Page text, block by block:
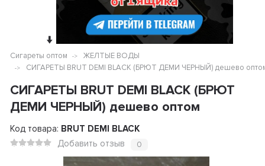
↓
Сигареты оптом
ЖЕЛТЫЕ ВОДЫ
СИГАРЕТЫ BRUT DEMI BLACK (БРЮТ ДЕМИ ЧЕРНЫЙ) дешево
СИГАРЕТЫ BRUT DEMI BLACK (БРЮТ
ДЕМИ ЧЕРНЫЙ) дешево оптом
Код товара: BRUT DEMI BLACK
Добавить отзыв
0